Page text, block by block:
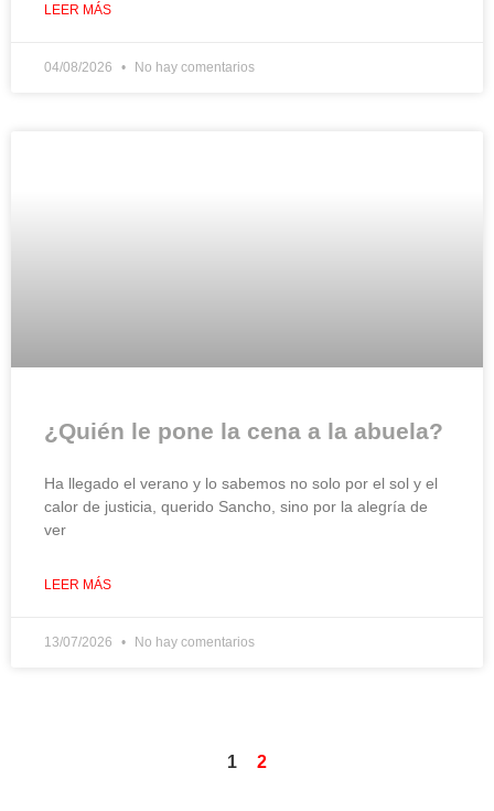
LEER MÁS
04/08/2026 No hay comentarios
¿Quién le pone la cena a la abuela?
Ha llegado el verano y lo sabemos no solo por el sol y el
calor de justicia, querido Sancho, sino por la alegría de
ver
LEER MÁS
13/07/2026 No hay comentarios
1 2